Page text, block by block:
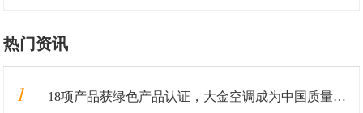
热门资讯
1 18项产品获绿色产品认证，大金空调成为中国质量认证中心“绿色产品首批获证企业”